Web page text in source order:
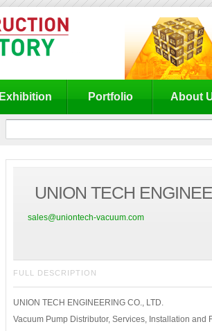
Exhibition Portfolio About
UNION TECH
sales@uniontech-vacuum.com
FULL DESCRIPTION
UNION TECH ENGINEERING CO., LTD.
Vacuum Pump Distributor, Services, Installation and